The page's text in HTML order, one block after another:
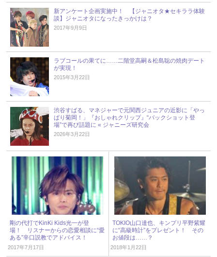
新アンケート企画実施中！ 【ジャニオタ★セキララ体験
談】ジャニオタになったきっかけは？
2017年9月9日
ラブコールの果てに……二階堂高嗣＆松島聡の焼肉デート
が実現！
2015年3月22日
渋谷すばる、マネジャーで元関西ジュニアの近影に「やっ
ぱり菊岡！」『おしゃれクリップ』“バックショット登
場”で再び話題に « ジャニーズ研究会
2026年3月22日
剛の代打でKinKi Kids光一が登
場！ リスナーからの恋愛相談に“愛
ある”辛口説教でアドバイス！
2017年7月17日
TOKIO山口達也、キンプリ平野紫耀
に“高級時計”をプレゼント！ その
お値段は……？
2018年1月22日